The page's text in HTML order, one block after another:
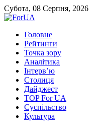
Субота, 08 Серпня, 2026
Головне
Рейтинги
Точка зору
Аналітика
Інтерв’ю
Столиця
Дайджест
TOP For UA
Суспiльство
Культура